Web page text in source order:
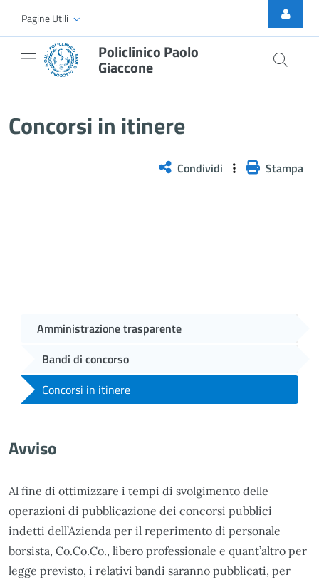
Skip to Main Content
Pagine Utili
Policlinico Paolo
Giaccone
Concorsi in itinere
Condividi Stampa
Amministrazione trasparente
Bandi di concorso
Concorsi in itinere
Avviso
Al fine di ottimizzare i tempi di svolgimento delle
operazioni di pubblicazione dei concorsi pubblici
indetti dell’Azienda per il reperimento di personale
borsista, Co.Co.Co., libero professionale e quant’altro per
legge previsto, i relativi bandi saranno pubblicati, per